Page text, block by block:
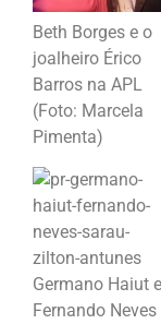
Beth Borges e o
joalheiro Érico
Barros na APL
(Foto: Marcela
Pimenta)
Germano Haiut e
Fernando Neves